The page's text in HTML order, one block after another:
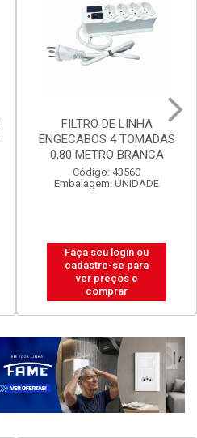
FILTRO DE LINHA
ENGECABOS 4 TOMADAS
0,80 METRO BRANCA
Código: 43560
Embalagem: UNIDADE
Faça seu login ou
cadastre-se para
ver preços e
comprar